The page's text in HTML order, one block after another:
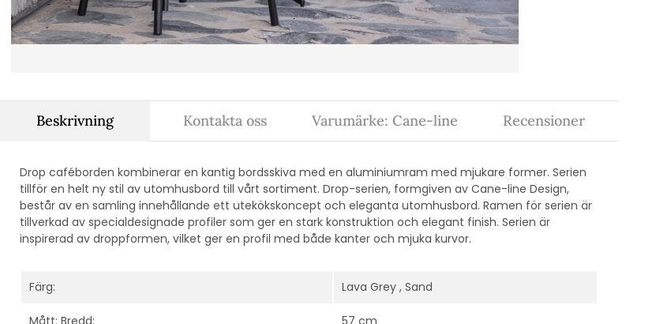
Beskrivning
Drop caféborden kombinerar en kantig bordsskiva med en aluminiumram med mjukare former. Serien
tillför en helt ny stil av utomhusbord till vårt sortiment. Drop-serien, formgiven av Cane-line Design,
består av en samling innehållande ett utekökskoncept och eleganta utomhusbord. Ramen för serien är
tillverkad av specialdesignade profiler som ger en stark konstruktion och elegant finish. Serien är
inspirerad av droppformen, vilket ger en profil med både kanter och mjuka kurvor.
Färg: Lava Grey , Sand
Mått: Bredd: 57 cm
Kontakta oss Varumärke: Cane-line Recensioner